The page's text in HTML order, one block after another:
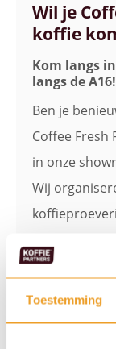
Toestemming
Wil je
koffie
Kom langs
langs de A16!
Ben je
Coffee Fresh
in onze
Wij
– 63 10 300.